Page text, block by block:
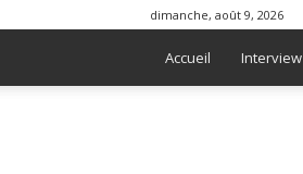
dimanche, août 9, 2026
Accueil Interview